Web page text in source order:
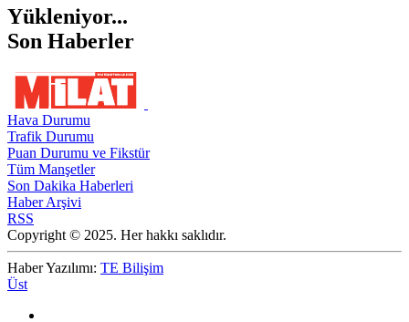
Yükleniyor...
Son Haberler
Hava Durumu
Trafik Durumu
Puan Durumu ve Fikstür
Tüm Manşetler
Son Dakika Haberleri
Haber Arşivi
RSS
Copyright © 2025. Her hakkı saklıdır.
Haber Yazılımı: TE Bilişim
Üst